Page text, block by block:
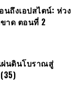
นถึงเอปสไตน์: ห่วง
าด ตอนที่ 2
ผ่นดินโบราณสู่